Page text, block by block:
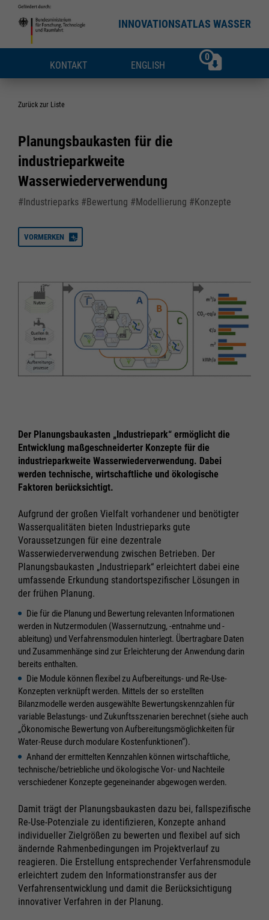
INNOVATIONSATLAS WASSER
KONTAKT ENGLISH
0
Zurück zur Liste
Planungsbaukasten für die
industrieparkweite
Wasserwiederverwendung
#Industrieparks #Bewertung #Modellierung #Konzepte
VORMERKEN
Der Planungsbaukasten „Industriepark“ ermöglicht die
Entwicklung maßgeschneiderter Konzepte für die
industrieparkweite Wasserwiederverwendung. Dabei
werden technische, wirtschaftliche und ökologische
Faktoren berücksichtigt.
Aufgrund der großen Vielfalt vorhandener und benötigter
Wasserqualitäten bieten Industrieparks gute
Voraussetzungen für eine dezentrale
Wasserwiederverwendung zwischen Betrieben. Der
Planungsbaukasten „Industriepark“ erleichtert dabei eine
umfassende Erkundung standortspezifischer Lösungen in
der frühen Planung.
Die für die Planung und Bewertung relevanten Informationen
werden in Nutzermodulen (Wassernutzung, -entnahme und -
ableitung) und Verfahrensmodulen hinterlegt. Übertragbare Daten
und Zusammenhänge sind zur Erleichterung der Anwendung darin
bereits enthalten.
Die Module können flexibel zu Aufbereitungs- und Re-Use-
Konzepten verknüpft werden. Mittels der so erstellten
Bilanzmodelle werden ausgewählte Bewertungskennzahlen für
variable Belastungs- und Zukunftsszenarien berechnet (siehe auch
„Ökonomische Bewertung von Aufbereitungsmöglichkeiten für
Water-Reuse durch modulare Kostenfunktionen“).
Anhand der ermittelten Kennzahlen können wirtschaftliche,
technische/betriebliche und ökologische Vor- und Nachteile
verschiedener Konzepte gegeneinander abgewogen werden.
Damit trägt der Planungsbaukasten dazu bei, fallspezifische
Re-Use-Potenziale zu identifizieren, Konzepte anhand
individueller Zielgrößen zu bewerten und flexibel auf sich
ändernde Rahmenbedingungen im Projektverlauf zu
reagieren. Die Erstellung entsprechender Verfahrensmodule
erleichtert zudem den Informationstransfer aus der
Verfahrensentwicklung und damit die Berücksichtigung
innovativer Verfahren in der Planung.